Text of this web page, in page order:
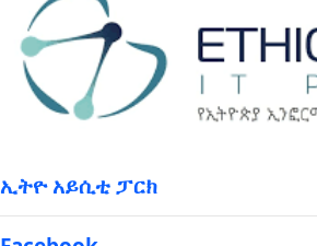
ኢትዮ አይሲቲ ፓርክ